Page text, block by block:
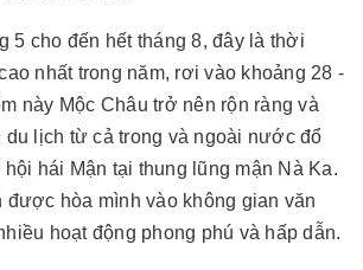
5 cho đến hết tháng 8, đây là thời
nhất trong năm, rơi vào khoảng 28 -
này Mộc Châu trở nên rộn ràng và
du lịch từ cả trong và ngoài nước đổ
hái Mận tại thung lũng mận Nà Ka.
được hòa mình vào không gian văn
hoạt động phong phú và hấp dẫn.